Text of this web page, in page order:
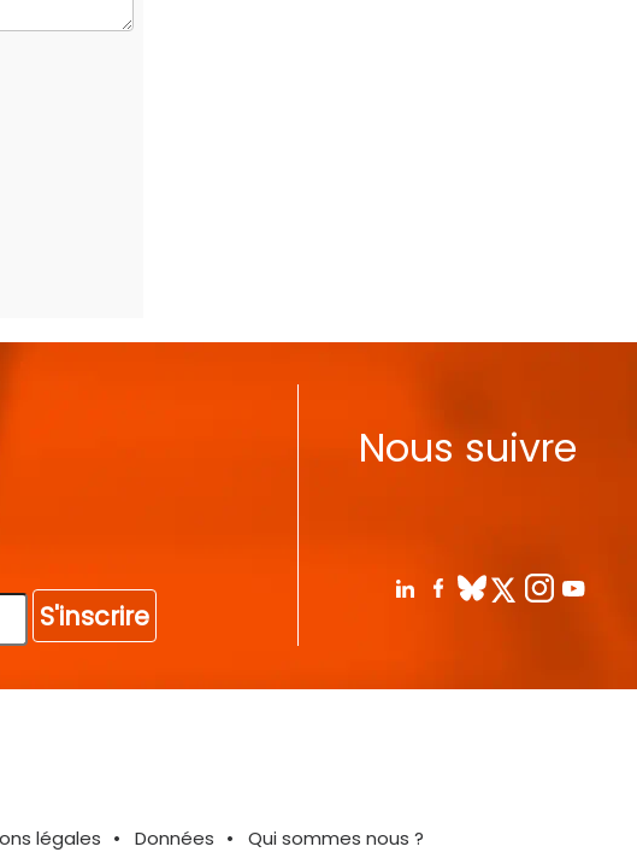
S'inscrire
Nous suivre
légales Données Qui sommes nous ?